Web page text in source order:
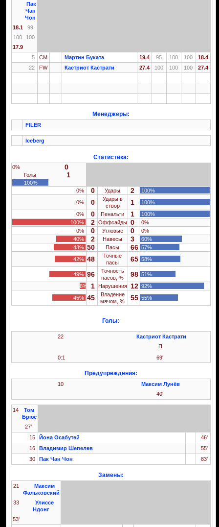
Пак
Чан
Чон
18.1
99
100
100
17.9
5
CM Мартин Буката 19.4 95 100 100
18.4
22
FW Кастриот Кастрати 27.4 100 100 100 27.4
Менеджеры:
FILER
Iceberg
Статистика:
0% 0
Голы 1
100%
0%
0 Удары 2
100%
0%
0
Удары в
створ
1
100%
0%
0 Пенальти 1
100%
100%
2 Оффсайды 0
0%
0%
0 Угловые 0
0%
40%
2 Навесы 3
60%
43% 50 Пасы 66 57%
42% 48
Точные
пасы
65 58%
49% 96
Точность
пасов, %
98 51%
8%
1 Нарушения 12 92%
45% 45
Владение
мячом, %
55 55%
Голы:
22
Кастриот Кастрати
П
0:1
69'
Предупреждения:
10
Максим Лунёв
40'
14
Том
Брюс
27'
15
Йона Осабутей
46'
16
Владимир Шепелев
55'
30
Пак Чан Чон 83'
Замены:
21
Максим
Фальковский
33
Улиссе
Ндонг
53'